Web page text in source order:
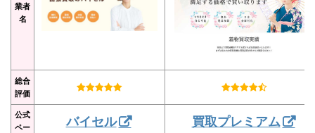
業者
名
総合
評価
公式
ペー
バイセル 買取プレミアム